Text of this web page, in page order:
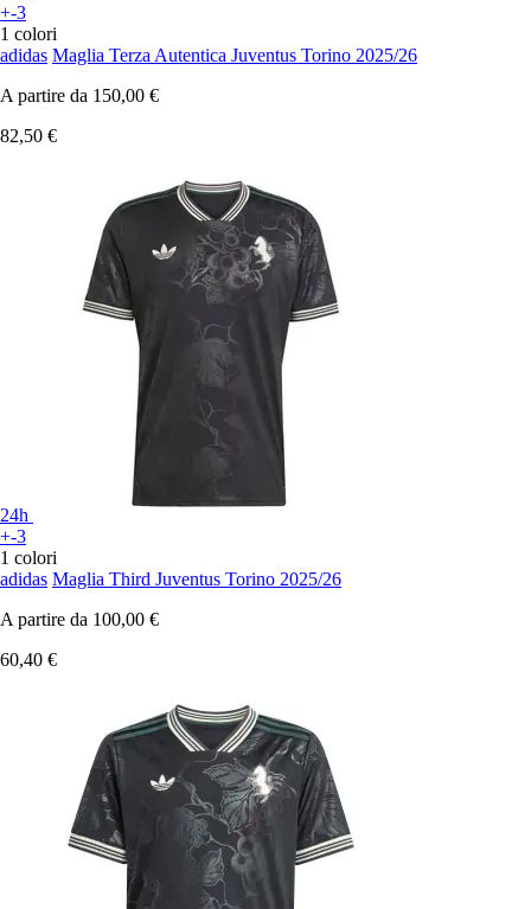
+-3
1 colori
adidas Maglia Terza Autentica Juventus Torino 2025/26
A partire da 150,00 €
82,50 €
24h
+-3
1 colori
adidas Maglia Third Juventus Torino 2025/26
A partire da 100,00 €
60,40 €